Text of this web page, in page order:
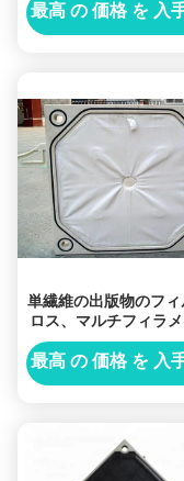
トのフィルタ ク
最高 の 価格 を 入
単繊維の出版物のフィ
ロス、マルチフィラ
ポリプロピレン フィル
地
最高 の 価格 を 入